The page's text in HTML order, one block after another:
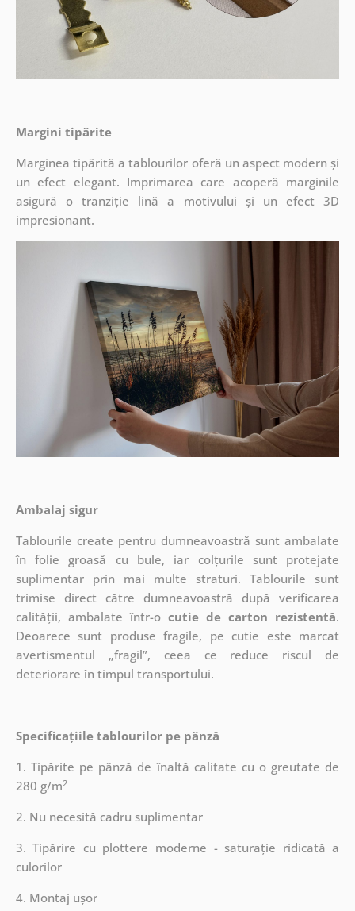
Margini tipărite
Marginea tipărită a tablourilor oferă un aspect modern și
un efect elegant. Imprimarea care acoperă marginile
asigură o tranziție lină a motivului și un efect 3D
impresionant.
Ambalaj sigur
Tablourile create pentru dumneavoastră sunt ambalate
în folie groasă cu bule, iar colțurile sunt protejate
suplimentar prin mai multe straturi. Tablourile sunt
trimise direct către dumneavoastră după verificarea
calității, ambalate într-o cutie de carton rezistentă.
Deoarece sunt produse fragile, pe cutie este marcat
avertismentul „fragil”, ceea ce reduce riscul de
deteriorare în timpul transportului.
Specificațiile tablourilor pe pânză
1. Tipărite pe pânză de înaltă calitate cu o greutate de
280 g/m2
2. Nu necesită cadru suplimentar
3. Tipărire cu plottere moderne - saturație ridicată a
culorilor
4. Montaj ușor